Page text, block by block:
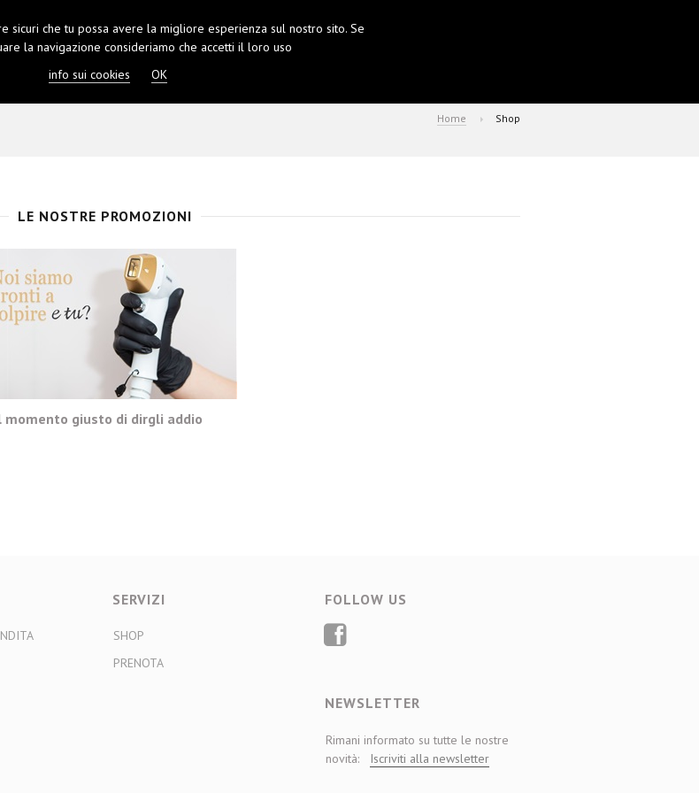
CONTATTI LOGIN
Home Shop
LE NOSTRE PROMOZIONI
momento giusto di dirgli addio
SERVIZI
SHOP
PRENOTA
FOLLOW US
FACEBOOK
NEWSLETTER
Rimani informato su tutte le nostre
novità:
Iscriviti alla newsletter
sicuri che tu possa avere la migliore esperienza sul nostro sito. Se
la navigazione consideriamo che accetti il loro uso
info sui cookies
OK